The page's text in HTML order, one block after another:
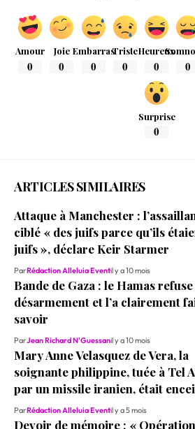
Amour
0
Joie
0
Embarras
0
Triste
0
Heureux
0 0
Surprise
0
ARTICLES SIMILAIRES
Attaque à Manchester :
ciblé « des juifs parce qu’ils
juifs », déclare Keir Starmer
ParRédaction Alleluia Eventil y a 10 mois
Bande de Gaza : le Hamas
désarmement et l’a clairement
savoir
ParJean Richard N'Guessanil y a 10 mois
Mary Anne Velasquez de Vera, la
soignante philippine, tuée à Tel
par un missile iranien, était
ParRédaction Alleluia Eventil y a 5 mois
Devoir de mémoire : « Opération